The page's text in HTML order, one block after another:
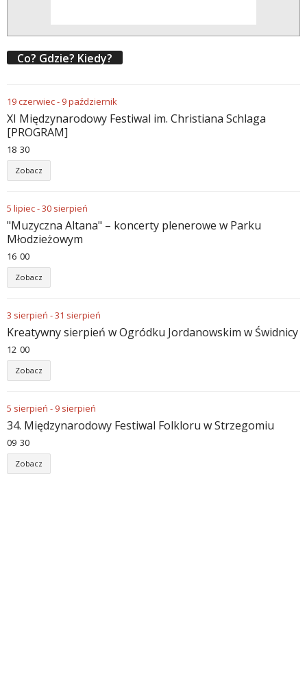
Co? Gdzie? Kiedy?
19czerwiec- 9październik
XI Międzynarodowy Festiwal im. Christiana Schlaga
[PROGRAM]
18 30
Zobacz
5 lipiec-30 sierpień
"Muzyczna Altana" – koncerty plenerowe w Parku
Młodzieżowym
16 00
Zobacz
3 sierpień -31 sierpień
Kreatywny sierpień w Ogródku Jordanowskim w Świdnicy
12 00
Zobacz
5 sierpień - 9 sierpień
34. Międzynarodowy Festiwal Folkloru w Strzegomiu
09 30
Zobacz